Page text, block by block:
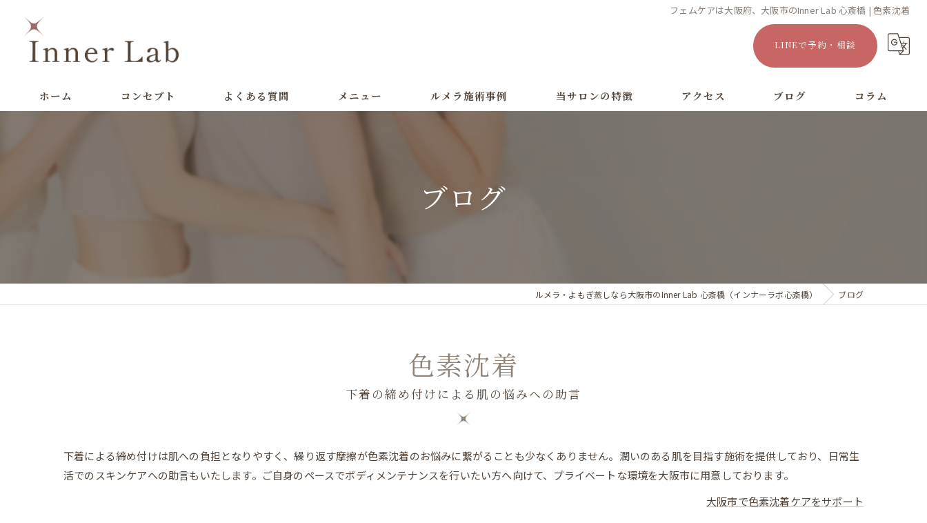
フェムケアは大阪府、大阪市のInner Lab 心斎橋 | 色素沈着
LINEで予約・相談
ホーム コンセプト よくある質問 メニュー ルメラ施術事例 当サロンの特徴 アクセス ブログ コラム
ブログ
ルメラ・よもぎ蒸しなら大阪市のInner Lab 心斎橋（インナーラボ心斎橋） ブログ
色素沈着
下着の締め付けによる肌の悩みへの助言
下着による締め付けは肌への負担となりやすく、繰り返す摩擦が色素沈着のお悩みに繋がることも少なくありません。潤いのある肌を目指す施術を提供しており、日常生
活でのスキンケアへの助言もいたします。ご自身のペースでボディメンテナンスを行いたい方へ向けて、プライベートな環境を大阪市に用意しております。
大阪市で色素沈着ケアをサポート